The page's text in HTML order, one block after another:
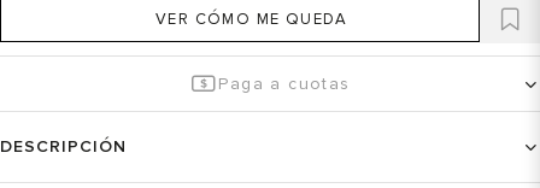
VER CÓMO ME QUEDA
Paga a cuotas
DESCRIPCIÓN